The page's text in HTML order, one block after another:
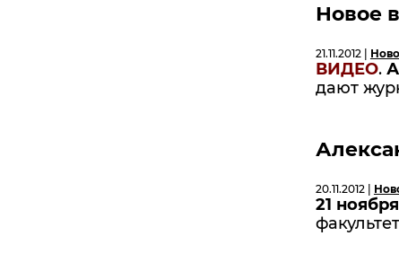
Новое
21.11.2012 |
ВИДЕО.
дают
20.11.2012 |
21 ноября